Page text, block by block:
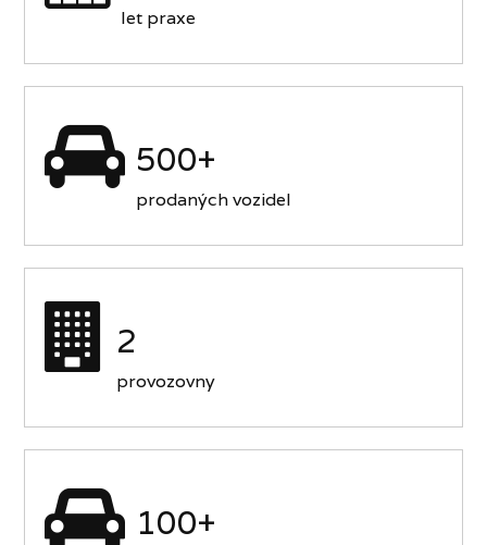
let praxe
500+
prodaných vozidel
2
provozovny
100+